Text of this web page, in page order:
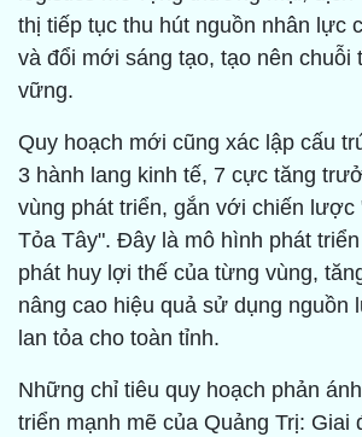
thị tiếp tục thu hút nguồn nhân lực
và đổi mới sáng tạo, tạo nên chuỗi
vững.
Quy hoạch mới cũng xác lập cấu
3 hành lang kinh tế, 7 cực tăng
vùng phát triển, gắn với chiến
Tỏa Tây". Đây là mô hình phát
phát huy lợi thế của từng vùng,
nâng cao hiệu quả sử dụng nguồn
lan tỏa cho toàn tỉnh.
Những chỉ tiêu quy hoạch phản
triển mạnh mẽ của Quảng Trị: Giai